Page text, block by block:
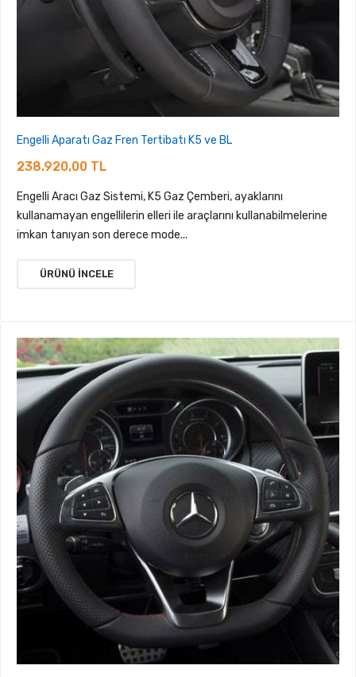
Engelli Aparatı Gaz Fren Tertibatı K5 ve BL
238.920,00 TL
Engelli Aracı Gaz Sistemi, K5 Gaz Çemberi, ayaklarını
kullanamayan engellilerin elleri ile araçlarını kullanabilmelerine
imkan tanıyan son derece mode...
ÜRÜNÜ İNCELE